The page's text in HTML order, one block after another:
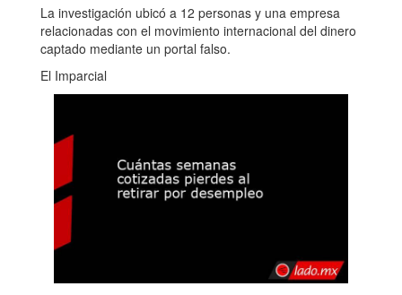
La investigación ubicó a 12 personas y una empresa
relacionadas con el movimiento internacional del dinero
captado mediante un portal falso.
El Imparcial